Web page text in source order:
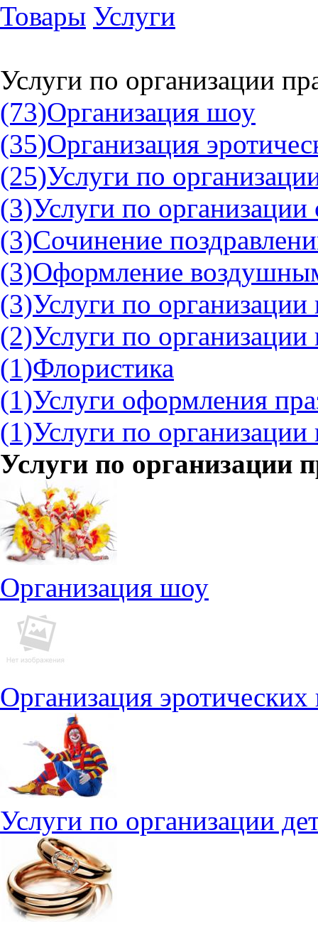
Товары Услуги
Услуги по организации
(73)Организация шоу
(35)Организация
(25)Услуги по
(3)Услуги по организации
(3)Сочинение
(3)Оформление
(3)Услуги по
(2)Услуги по организации
(1)Флористика
(1)Услуги оформления
(1)Услуги по
Услуги по организации
Организация шоу
Организация
Услуги по организации